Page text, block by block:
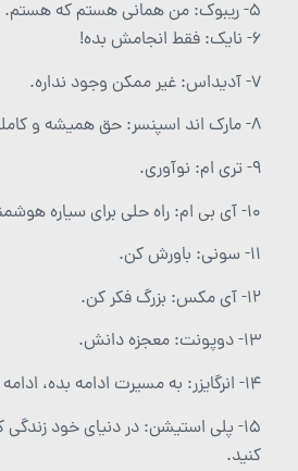
۵- ریبوک: من همانی هستم که هستم.
۶- نایک: فقط انجامش بده!
۷- آدیداس: غیر ممکن وجود نداره.
۸- مارک اند اسپنسر: حق همیشه و کاملاً با مشتری است.
۹- تری ام: نوآوری.
۱۰- آی بی ام: راه حلی برای سیاره هوشمند.
۱۱- سونی: باورش کن.
۱۲- آی مکس: بزرگ فکر کن.
۱۳- دوپونت: معجزه دانش.
۱۴- انرگایزر: به مسیرت ادامه بده، ادامه بده، ادامه بده …
۱۵- پلی استیشن: در دنیای خود زندگی
کنید.